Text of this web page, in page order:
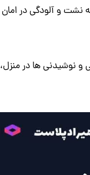
نشت و آلودگی در امان
نگهداری مواد غذایی و نوشیدنی‌ ها در منزل،